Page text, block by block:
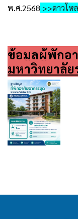
พ.ศ.2568 >>ดาวโห
ข้อมูลผู้พักอ
มหาวิทยาลั